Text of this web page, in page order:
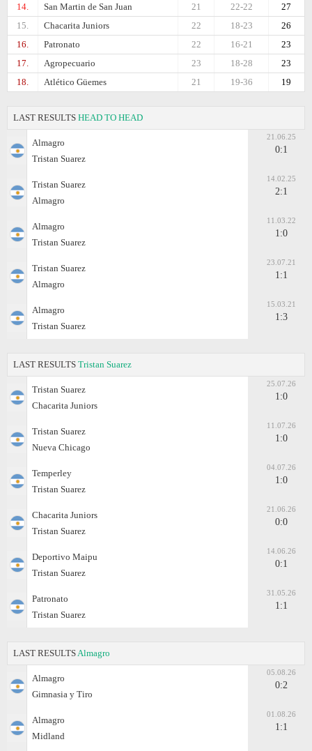
14.
San Martin de San Juan 27
22-22
21
15.
Chacarita Juniors 26
18-23
22
16.
Patronato 23
16-21
22
17.
Agropecuario 23
18-28
23
18.
Atlético Güemes 19
19-36
21
LAST RESULTS HEAD TO HEAD
Almagro
Tristan Suarez
21.06.25
0:1
Tristan Suarez
Almagro
14.02.25
2:1
Almagro
Tristan Suarez
11.03.22
1:0
Tristan Suarez
Almagro
23.07.21
1:1
Almagro
Tristan Suarez
15.03.21
1:3
LAST RESULTS Tristan Suarez
Tristan Suarez
Chacarita Juniors
25.07.26
1:0
Tristan Suarez
Nueva Chicago
11.07.26
1:0
Temperley
Tristan Suarez
04.07.26
1:0
Chacarita Juniors
Tristan Suarez
21.06.26
0:0
Deportivo Maipu
Tristan Suarez
14.06.26
0:1
Patronato
Tristan Suarez
31.05.26
1:1
LAST RESULTS Almagro
Almagro
Gimnasia y Tiro
05.08.26
0:2
Almagro
Midland
01.08.26
1:1